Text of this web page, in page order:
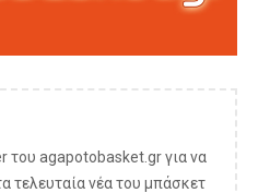
του agapotobasket.gr για να
τελευταία νέα του μπάσκετ